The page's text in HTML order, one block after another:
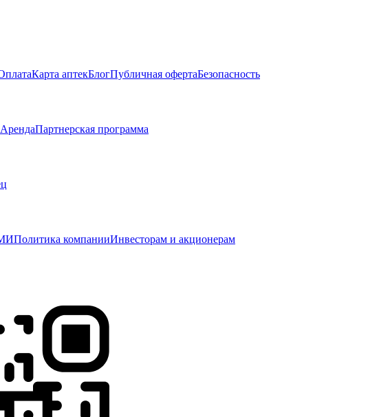
Карта аптекБлогПубличная офертаБезопасность
АрендаПартнерская программа
Политика компанииИнвесторам и акционерам